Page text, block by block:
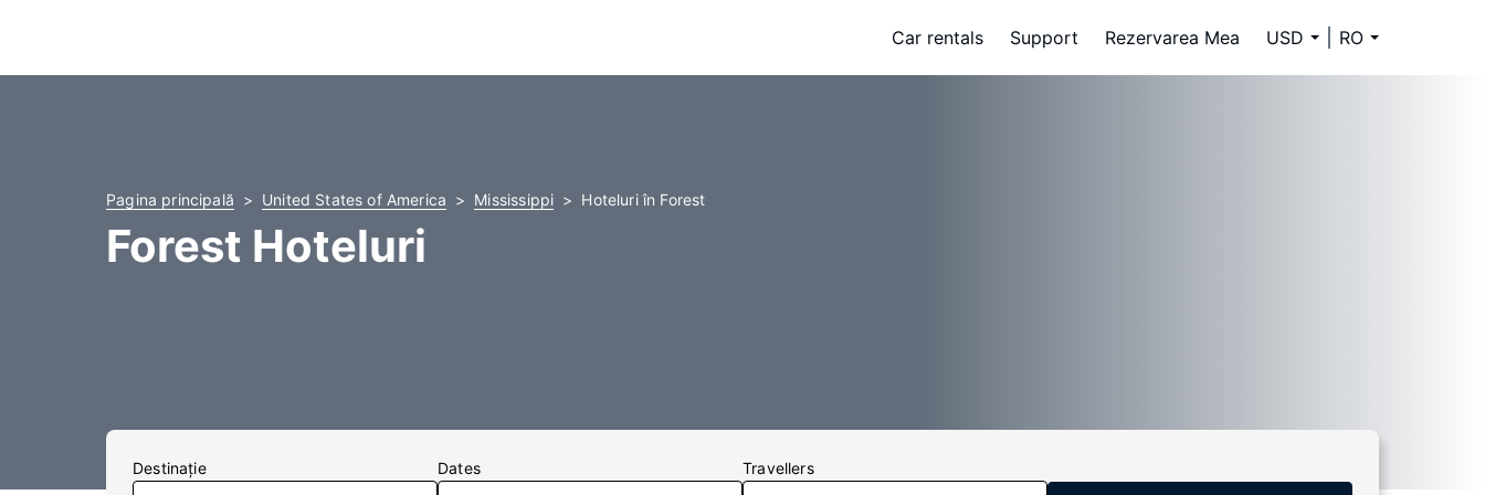
Car rentals Support Rezervarea Mea USD RO
Pagina principală United States of America Mississippi Hoteluri în Forest
Forest Hoteluri
Destinaţie Dates Travellers